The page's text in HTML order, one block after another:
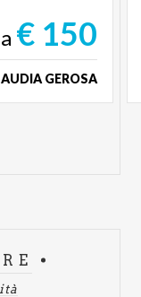
€ 150
GEROSA